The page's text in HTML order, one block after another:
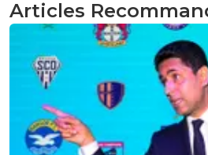
Articles